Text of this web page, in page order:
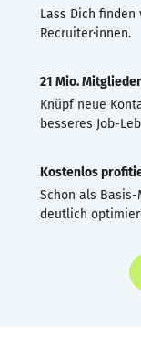
Lass Dich finden
Recruiter·innen.
21 Mio. Mitglieder
Knüpf neue
besseres Job-
Kostenlos
Schon als Basis-
deutlich